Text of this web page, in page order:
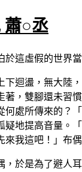
蕭○丞
於這虛假的世界
下迴盪，無大陸
著，雙腳還未習
何處所傳來的
疑地提高音量。
來我這吧！」布
，於是為了避人